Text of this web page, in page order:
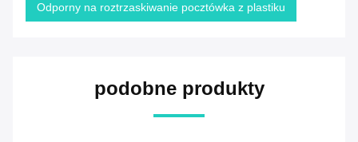
Odporny na roztrzaskiwanie pocztówka z plastiku
podobne produkty